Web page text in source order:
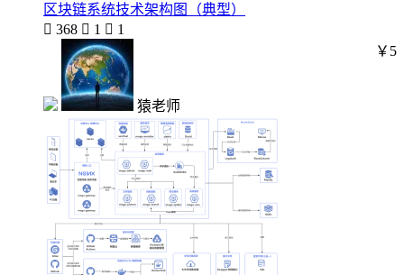
区块链系统技术架构图（典型）
 368  1  1
猿老师
￥5